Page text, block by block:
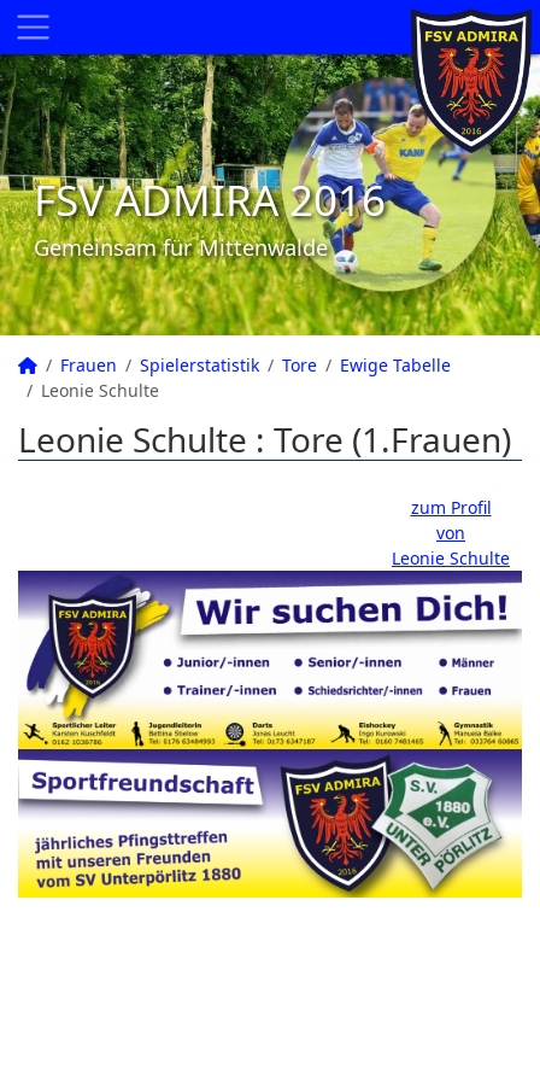
FSV ADMIRA 2016
Gemeinsam für Mittenwalde
Frauen Spielerstatistik Tore
Ewige Tabelle
Leonie Schulte
Leonie Schulte : Tore (1.Frauen)
zum Profil
von
Leonie Schulte